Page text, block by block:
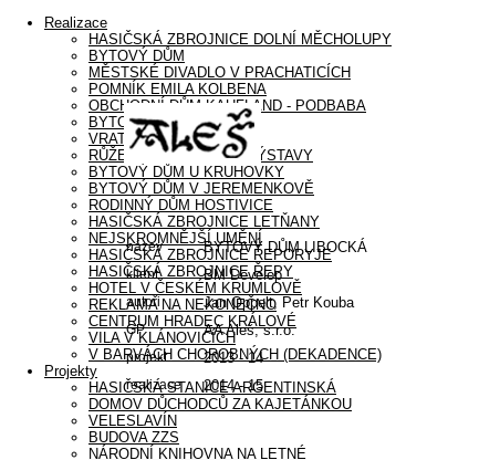
Realizace
HASIČSKÁ ZBROJNICE DOLNÍ MĚCHOLUPY
BYTOVÝ DŮM
MĚSTSKÉ DIVADLO V PRACHATICÍCH
POMNÍK EMILA KOLBENA
OBCHODNÍ DŮM KAUFLAND - PODBABA
BYTOVÝ DŮM LIBOCKÁ
VRATA V ŘEPORYJÍCH
RŮŽENA – INSTALACE VÝSTAVY
BYTOVÝ DŮM U KRUHOVKY
BYTOVÝ DŮM V JEREMENKOVĚ
RODINNÝ DŮM HOSTIVICE
HASIČSKÁ ZBROJNICE LETŇANY
NEJSKROMNĚJŠÍ UMĚNÍ
HASIČSKÁ ZBROJNICE ŘEPORYJE
HASIČSKÁ ZBROJNICE ŘEPY
HOTEL V ČESKÉM KRUMLOVĚ
REKLAMA NA NEKONEČNO
CENTRUM HRADEC KRÁLOVÉ
VILA V KLÁNOVICÍCH
V BARVÁCH CHOROBNÝCH (DEKADENCE)
Projekty
HASIČSKÁ STANICE ARGENTINSKÁ
DOMOV DŮCHODCŮ ZA KAJETÁNKOU
VELESLAVÍN
BUDOVA ZZS
NÁRODNÍ KNIHOVNA NA LETNÉ
název BYTOVÝ DŮM LIBOCKÁ
klient BM Develop
autoři Jan Oppelt, Petr Kouba
GP AA Aleš, s.r.o.
projekt 2013 - 14
realizace 2014 - 15